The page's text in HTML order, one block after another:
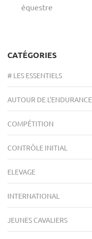
équestre
CATÉGORIES
# LES ESSENTIELS
AUTOUR DE L'ENDURANCE
COMPÉTITION
CONTRÔLE INITIAL
ELEVAGE
INTERNATIONAL
JEUNES CAVALIERS